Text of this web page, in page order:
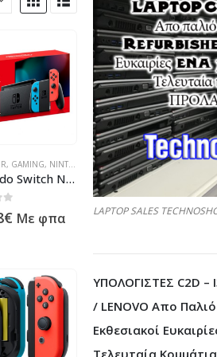
- ΗΛΕΚΤΡΟΝΙΚΆ- ΚΙΝΗΤΉΣ ΤΗΛΕΦΩΝΊΑΣ - ΗΛΕΚΤΡΟΝΙΚΆ
ΠΛΗΡΟΦΟΡΙΚΉΣ - ΚΙΝΗΤΉΣ ΤΗΛΕΦΩΝΊΑΣ -
, GAMING, NINTENDO ,ΠΡΟΪΌΝΤΑ ΠΛΗΡΟΦΟΡΙΚΉΣ -
Nintendo Switch Neon-Rot / Neon-Blau Modell 2019 10002207
€ Με φπα
LAPTOP SALES
ΥΠΟΛΟΓΙΣΤΕΣ C2D –
/ LENOVO Απο
Εκθεσιακοί
Τελευταία